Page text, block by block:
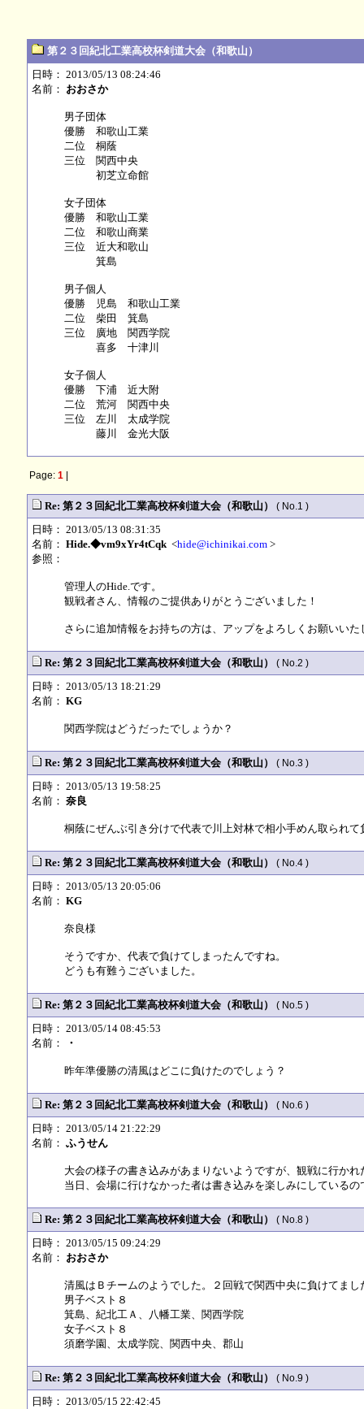
第２３回紀北工業高校杯剣道大会（和歌山）
日時： 2013/05/13 08:24:46
名前： おおさか
男子団体
優勝 和歌山工業
二位 桐蔭
三位 関西中央
初芝立命館
女子団体
優勝 和歌山工業
二位 和歌山商業
三位 近大和歌山
箕島
男子個人
優勝 児島 和歌山工業
二位 柴田 箕島
三位 廣地 関西学院
喜多 十津川
女子個人
優勝 下浦 近大附
二位 荒河 関西中央
三位 左川 太成学院
藤川 金光大阪
Page: 1|
Re: 第２３回紀北工業高校杯剣道大会（和歌山） ( No.1 )
日時： 2013/05/13 08:31:35
名前： Hide.◆vm9xYr4tCqk<hide@ichinikai.com >
参照：
管理人のHide.です。
観戦者さん、情報のご提供ありがとうございました！
さらに追加情報をお持ちの方は、アップをよろしくお願いいた
Re: 第２３回紀北工業高校杯剣道大会（和歌山） ( No.2 )
日時： 2013/05/13 18:21:29
名前： KG
関西学院はどうだったでしょうか？
Re: 第２３回紀北工業高校杯剣道大会（和歌山） ( No.3 )
日時： 2013/05/13 19:58:25
名前： 奈良
桐蔭にぜんぶ引き分けで代表で川上対林で相小手めん取られて
Re: 第２３回紀北工業高校杯剣道大会（和歌山） ( No.4 )
日時： 2013/05/13 20:05:06
名前： KG
奈良様
そうですか、代表で負けてしまったんですね。
どうも有難うございました。
Re: 第２３回紀北工業高校杯剣道大会（和歌山） ( No.5 )
日時： 2013/05/14 08:45:53
名前：
・
昨年準優勝の清風はどこに負けたのでしょう？
Re: 第２３回紀北工業高校杯剣道大会（和歌山） ( No.6 )
日時： 2013/05/14 21:22:29
名前： ふうせん
大会の様子の書き込みがあまりないようですが、観戦に行か
当日、会場に行けなかった者は書き込みを楽しみにしているの
Re: 第２３回紀北工業高校杯剣道大会（和歌山） ( No.8 )
日時： 2013/05/15 09:24:29
名前： おおさか
清風はＢチームのようでした。２回戦で関西中央に負けてまし
男子ベスト８
箕島、紀北工Ａ、八幡工業、関西学院
女子ベスト８
須磨学園、太成学院、関西中央、郡山
Re: 第２３回紀北工業高校杯剣道大会（和歌山） ( No.9 )
日時： 2013/05/15 22:42:45